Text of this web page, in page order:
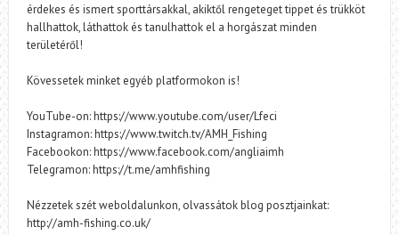
érdekes és ismert sporttársakkal, akiktől rengeteget tippet és trükköt
hallhattok, láthattok és tanulhattok el a horgászat minden
területéről!
Kövessetek minket egyéb platformokon is!
YouTube-on: https://www.youtube.com/user/Lfeci
Instagramon: https://www.twitch.tv/AMH_Fishing
Facebookon: https://www.facebook.com/angliaimh
Telegramon: https://t.me/amhfishing
Nézzetek szét weboldalunkon, olvassátok blog posztjainkat:
http://amh-fishing.co.uk/